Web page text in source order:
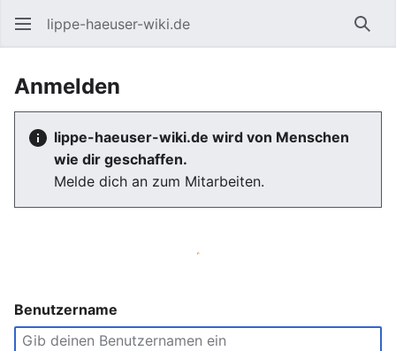
lippe-haeuser-wiki.de
Anmelden
lippe-haeuser-wiki.de wird von Menschen
wie dir geschaffen.
Melde dich an zum Mitarbeiten.
Benutzername